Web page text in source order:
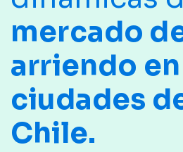
mercado
arriendo
ciudades
Chile.